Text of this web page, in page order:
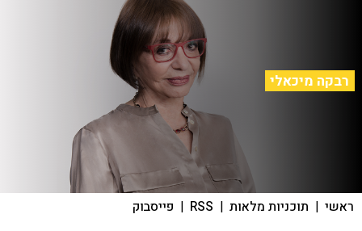
רבקה מיכאלי
ראשי | תוכניות מלאות |
RSS
| פייסבוק